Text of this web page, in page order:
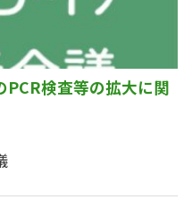
PCR検査等の拡大に関